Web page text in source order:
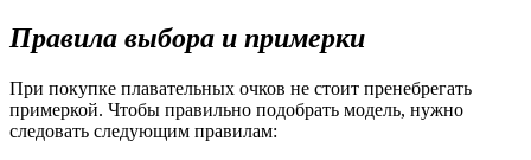
Правила выбора и примерки
При покупке плавательных очков не стоит пренебрегать
примеркой. Чтобы правильно подобрать модель, нужно
следовать следующим правилам: